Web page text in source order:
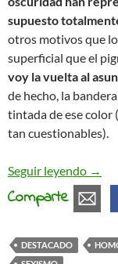
supuesto
otros motivos que
superficial que el
voy la vuelta al
de hecho, la
tintada de ese color
tan cuestionables).
Seguir leyendo →
Comparte
DESTACADO